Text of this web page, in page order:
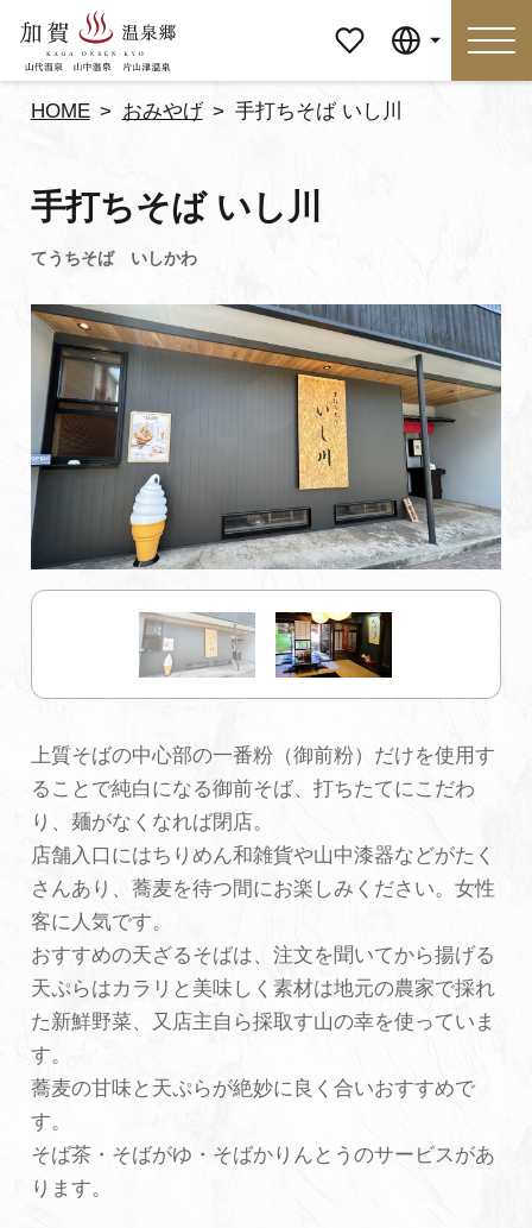
ージ
特集
見どころ 食べる
おみやげ イベント
泊まる アクセス
マイページ
初めての加賀温泉郷
加賀に泊まって！北陸巡り♪
ご当地グルメ
加賀 旅先納税
FAQ
お知らせ
動画を見る
パンフレットダウンロード
写真ダウンロード
よくあるご質問・お問い合わせ
プライバシーポリシー
HOME おみやげ 手打ちそば いし川
手打ちそば いし川
上質そばの中心部の一番粉（御前粉）だけを使用す
ることで純白になる御前そば、打ちたてにこだわ
り、麺がなくなれば閉店。
店舗入口にはちりめん和雑貨や山中漆器などがたく
さんあり、蕎麦を待つ間にお楽しみください。女性
客に人気です。
おすすめの天ざるそばは、注文を聞いてから揚げる
天ぷらはカラリと美味しく素材は地元の農家で採れ
た新鮮野菜、又店主自ら採取す山の幸を使っていま
す。
蕎麦の甘味と天ぷらが絶妙に良く合いおすすめで
す。
そば茶・そばがゆ・そばかりんとうのサービスがあ
ります。